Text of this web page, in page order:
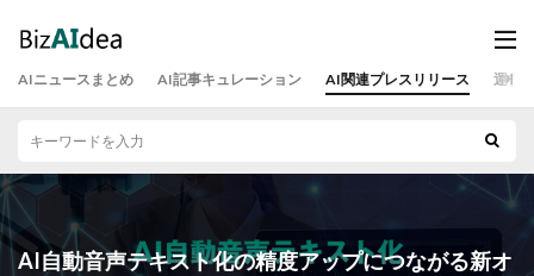
AIニュースまとめ AI記事キュレーション AI関連プレスリリース 運営
AI自動音声テキスト化の精度アップにつながる新オ